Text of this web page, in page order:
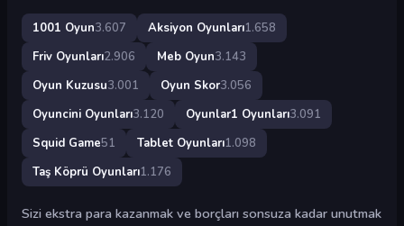
1001 Oyun3.607 Aksiyon Oyunları1.658
Friv Oyunları2.906 Meb Oyun3.143
Oyun Kuzusu3.001 Oyun Skor3.056
Oyuncini Oyunları3.120 Oyunlar1 Oyunları3.091
Squid Game51 Tablet Oyunları1.098
Taş Köprü Oyunları1.176
Sizi ekstra para kazanmak ve borçları sonsuza kadar unutmak